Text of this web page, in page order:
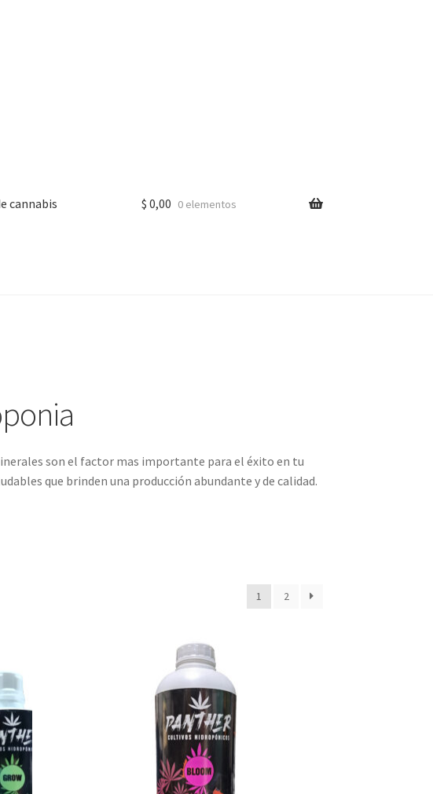
cannabis $ 0,00 0 elementos
son el factor mas importante para el éxito en tu
que brinden una producción abundante y de calidad.
1 2